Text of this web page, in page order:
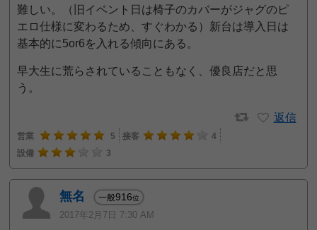
難しい。（旧イベント日は椅子のカバーがジャグのピ
エロ仕様に変わるため、すぐわかる）新台は導入日は
基本的に5or6を入れる傾向にある。
早大生に荒らされていることもなく、優良店だと思
う。
返信
営業 5 接客
4
設備
3
無名 一般916位
2017年2月7日 7:30 AM